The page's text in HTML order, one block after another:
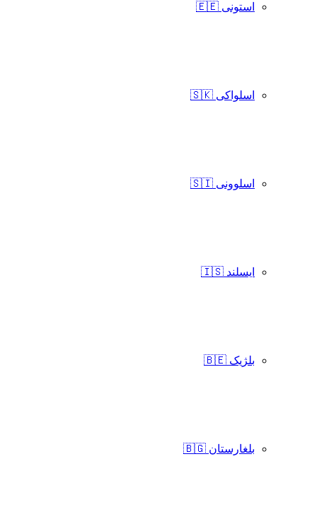
استونی 🇪🇪
اسلواکی 🇸🇰
اسلوونی 🇸🇮
ایسلند 🇮🇸
بلژیک 🇧🇪
بلغارستان 🇧🇬